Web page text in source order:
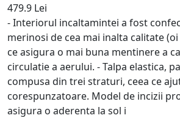
479.9 Lei
- Interiorul incaltamintei a fost
merinosi de cea mai inalta calitate
ce asigura o mai buna mentinere a
circulatie a aerului. - Talpa elastica,
compusa din trei straturi, ceea ce
corespunzatoare. Model de incizii
asigura o aderenta la sol i